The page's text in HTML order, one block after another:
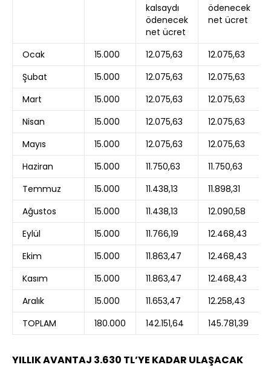
kalsaydı
ödenecek
net ücret
ödenecek
net ücret
Ocak 15.000 12.075,63
12.075,63
Şubat
15.000 12.075,63
12.075,63
Mart
15.000 12.075,63
12.075,63
Nisan
15.000 12.075,63
12.075,63
Mayıs
15.000 12.075,63
12.075,63
Haziran
15.000 11.750,63
11.750,63
Temmuz
15.000 11.438,13 11.898,31
Ağustos
15.000 11.438,13 12.090,58
Eylül
15.000 11.766,19 12.468,43
Ekim
15.000 11.863,47 12.468,43
Kasım
15.000 11.863,47 12.468,43
Aralık
15.000 11.653,47 12.258,43
TOPLAM
180.000 142.151,64 145.781,39
YILLIK AVANTAJ 3.630 TL’YE KADAR ULAŞACAK